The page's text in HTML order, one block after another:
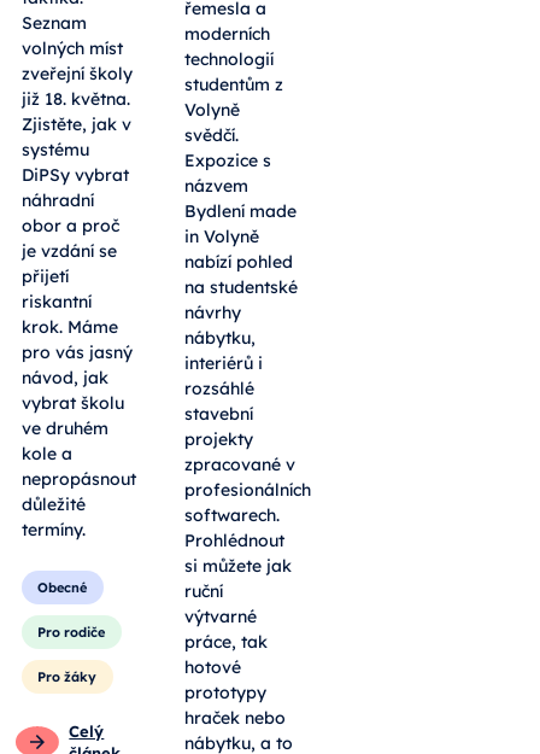
vystřídat
taktika.
Seznam
volných míst
zveřejní školy
již 18. května.
Zjistěte, jak v
systému
DiPSy vybrat
náhradní
obor a proč
je vzdání se
přijetí
riskantní
krok. Máme
pro vás jasný
návod, jak
vybrat školu
ve druhém
kole a
nepropásnout
termíny.
Obecné
Pro rodiče
Pro žáky
ukazuje, že
spojení
řemesla a
moderních
technologií
studentům z
Volyně
svědčí.
Expozice s
názvem
Bydlení made
in Volyně
nabízí pohled
na studentské
návrhy
nábytku,
interiérů i
rozsáhlé
stavební
projekty
zpracované v
profesionálních
softwarech.
Prohlédnout
si můžete jak
ruční
výtvarné
práce, tak
hotové
prototypy